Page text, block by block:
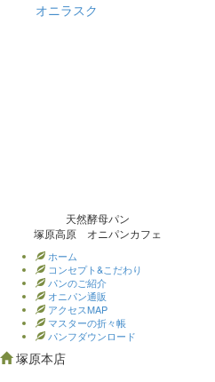
オニラスク
天然酵母パン
塚原高原 オニパンカフェ
ホーム
コンセプト&こだわり
パンのご紹介
オニパン通販
アクセスMAP
マスターの折々帳
パンフダウンロード
塚原本店